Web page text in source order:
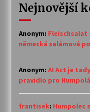
Nejnovější
Anonym: Fleischsalat
německá salámová
Anonym: AI Act je
pravidlo pro
frantisek: Humpolec